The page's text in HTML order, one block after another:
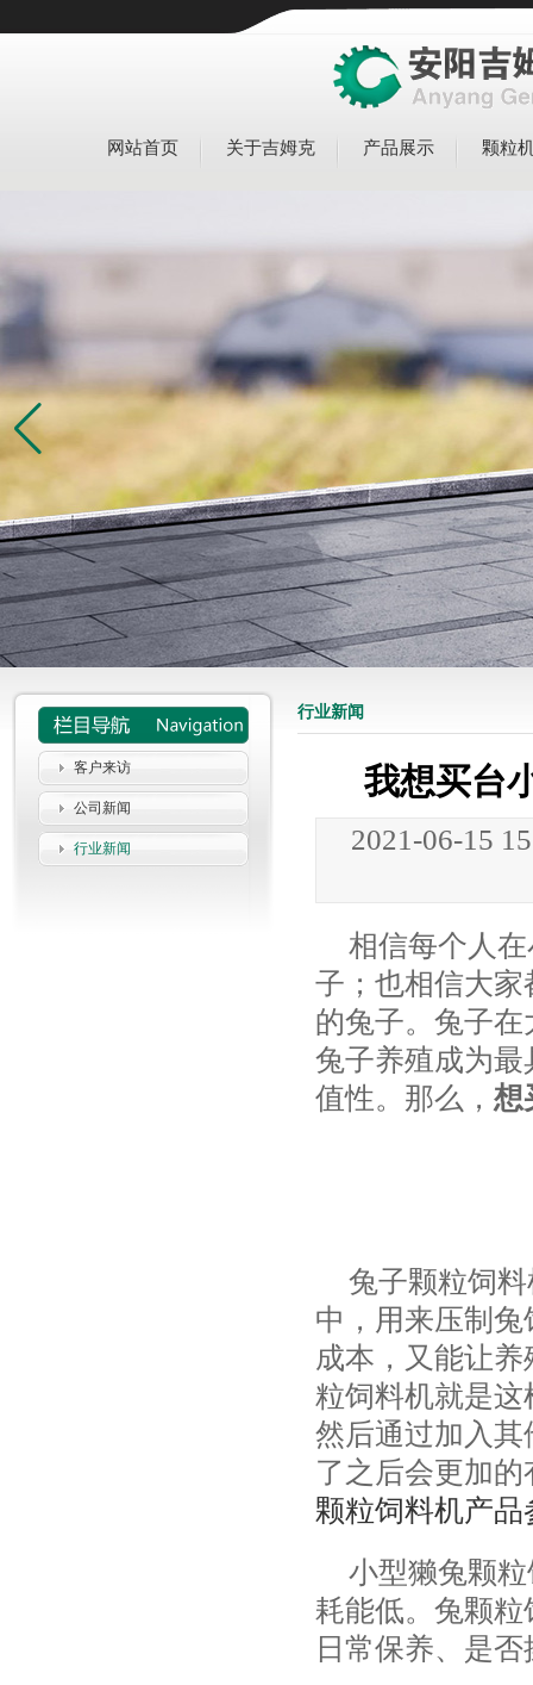
网站首页 关于吉姆克 产品展示 颗粒
客户来访
公司新闻
行业新闻
行业新闻
我想买台
2021-06-15
相信每个人
子；也相信大家
的兔子。兔子
兔子养殖成为
值性。那么， 想
兔子颗粒饲
中，用来压制
成本，又能让
粒饲料机就是
然后通过加入
了之后会更加
颗粒饲料机产品
小型獭兔颗
耗能低。兔颗
日常保养、是